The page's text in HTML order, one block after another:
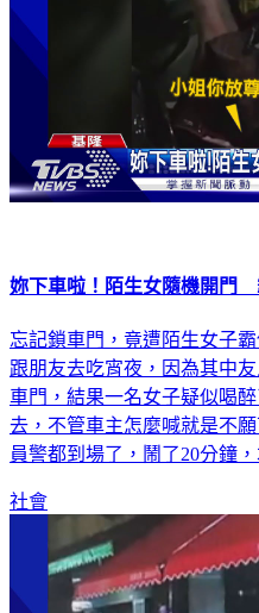
妳下車啦！陌生女隨機開門
忘記鎖車門，竟遭陌生女子
跟朋友去吃宵夜，因為其中
車門，結果一名女子疑似喝
去，不管車主怎麼喊就是不
員警都到場了，鬧了20分鐘
社會